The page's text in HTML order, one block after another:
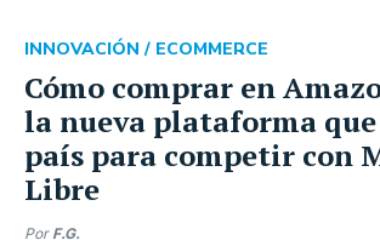
Cómo comprar en
la nueva plataforma
país para competir con
Libre
INNOVACIÓN / ECOMMERCE
Por F.G.